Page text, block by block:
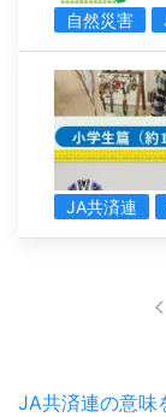
自然災害
JA共済連
JA共済連の意味